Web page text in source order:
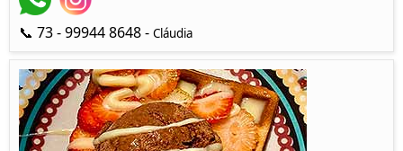
📞 73 - 99944 8648 - Cláudia